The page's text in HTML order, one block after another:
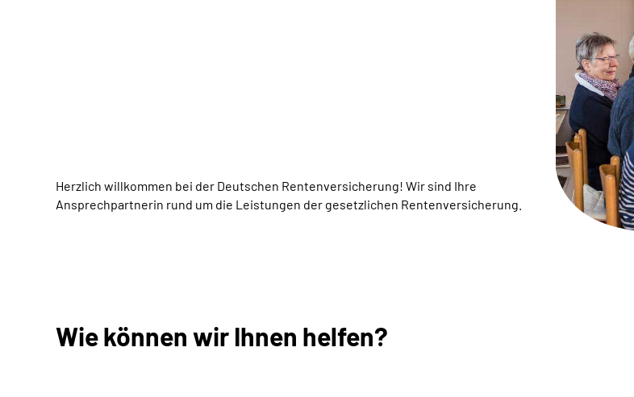
Herzlich willkommen bei der Deutschen Rentenversicherung! ­Wir sind Ihre
Ansprechpartnerin rund um die Leistungen der gesetzlichen Rentenversicherung.
Wie können wir Ihnen helfen?